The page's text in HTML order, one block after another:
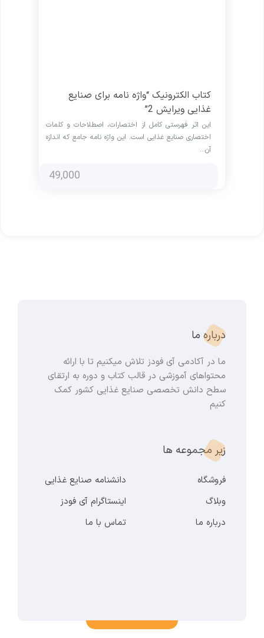
کتاب الکترونیک “واژه نامه برای صنایع
غذایی ویرایش 2”
این اثر فهرستی کامل از اختصارات، اصطلاحات و کلمات
اختصاری صنایع غذایی است. این واژه نامه جامع که اندازه
آن…
49,000
درباره ما
ما در آکادمی آی فودز تلاش میکنیم تا با ارائه
محتواهای آموزشی در قالب کتاب و دوره به ارتقای
سطح دانش تخصصی صنایع غذایی کشور کمک
کنیم
زیر مجموعه ها
فروشگاه
دانشنامه صنایع غذایی
وبلاگ
اینستاگرام آی فودز
درباره ما
تماس با ما